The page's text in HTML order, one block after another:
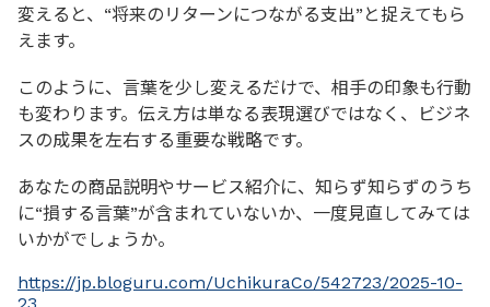
変えると、“将来のリターンにつながる支出”と捉えてもら
えます。
このように、言葉を少し変えるだけで、相手の印象も行動
も変わります。伝え方は単なる表現選びではなく、ビジネ
スの成果を左右する重要な戦略です。
あなたの商品説明やサービス紹介に、知らず知らずのうち
に“損する言葉”が含まれていないか、一度見直してみては
いかがでしょうか。
https://jp.bloguru.com/UchikuraCo/542723/2025-10-
23